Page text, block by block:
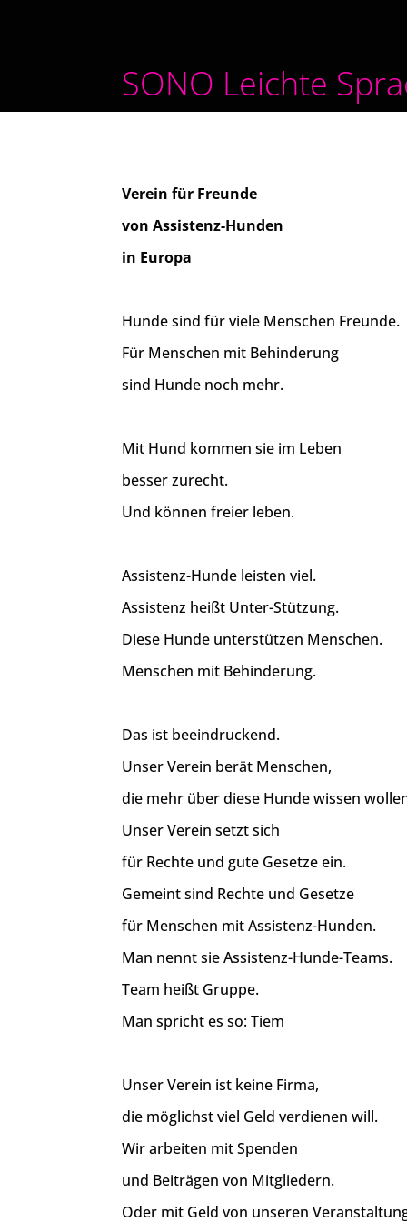
SONO Leichte
Verein für Freunde
von Assistenz-Hunden
in Europa
Hunde sind für viele Menschen Freunde.
Für Menschen mit Behinderung
sind Hunde noch mehr.
Mit Hund kommen sie im Leben
besser zurecht.
Und können freier leben.
Assistenz-Hunde leisten viel.
Assistenz heißt Unter-Stützung.
Diese Hunde unterstützen Menschen.
Menschen mit Behinderung.
Das ist beeindruckend.
Unser Verein berät Menschen,
die mehr über diese Hunde wissen
Unser Verein setzt sich
für Rechte und gute Gesetze ein.
Gemeint sind Rechte und Gesetze
für Menschen mit Assistenz-Hunden.
Man nennt sie Assistenz-Hunde-Teams.
Team heißt Gruppe.
Man spricht es so: Tiem
Unser Verein ist keine Firma,
die möglichst viel Geld verdienen will.
Wir arbeiten mit Spenden
und Beiträgen von Mitgliedern.
Oder mit Geld von unseren